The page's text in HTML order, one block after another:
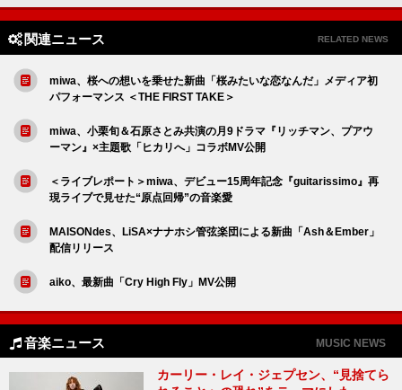
関連ニュース RELATED NEWS
miwa、桜への想いを乗せた新曲「桜みたいな恋なんだ」メディア初
パフォーマンス ＜THE FIRST TAKE＞
miwa、小栗旬＆石原さとみ共演の月9ドラマ『リッチマン、プアウ
ーマン』×主題歌「ヒカリへ」コラボMV公開
＜ライブレポート＞miwa、デビュー15周年記念『guitarissimo』再
現ライブで見せた“原点回帰”の音楽愛
MAISONdes、LiSA×ナナホシ管弦楽団による新曲「Ash＆Ember」
配信リリース
aiko、最新曲「Cry High Fly」MV公開
音楽ニュース MUSIC NEWS
カーリー・レイ・ジェプセン、“見捨てら